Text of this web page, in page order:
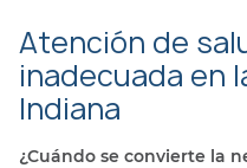
Atención de
inadecuada en
Indiana
¿Cuándo se convierte la